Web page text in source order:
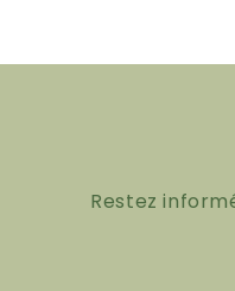
Restez